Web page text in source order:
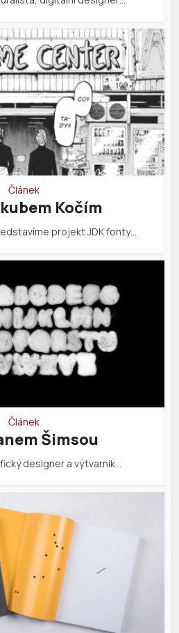
Článek
Kočím
projekt JDK fonty…
Článek
Šimsou
designer a výtvarník…